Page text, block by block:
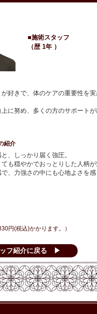
■施術スタッフ
（歴 1年 ）
好きで、体のケアの重要性を
に努め、多くの方のサポート
紹介
、しっかり届く強圧。
も穏やかでおっとりした人柄
、力強さの中にも心地よさを感
円(税込)かかります。）
ッフ紹介に戻る ▶